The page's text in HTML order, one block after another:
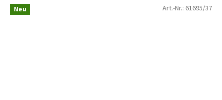
Neu Art.-Nr.: 61695/37